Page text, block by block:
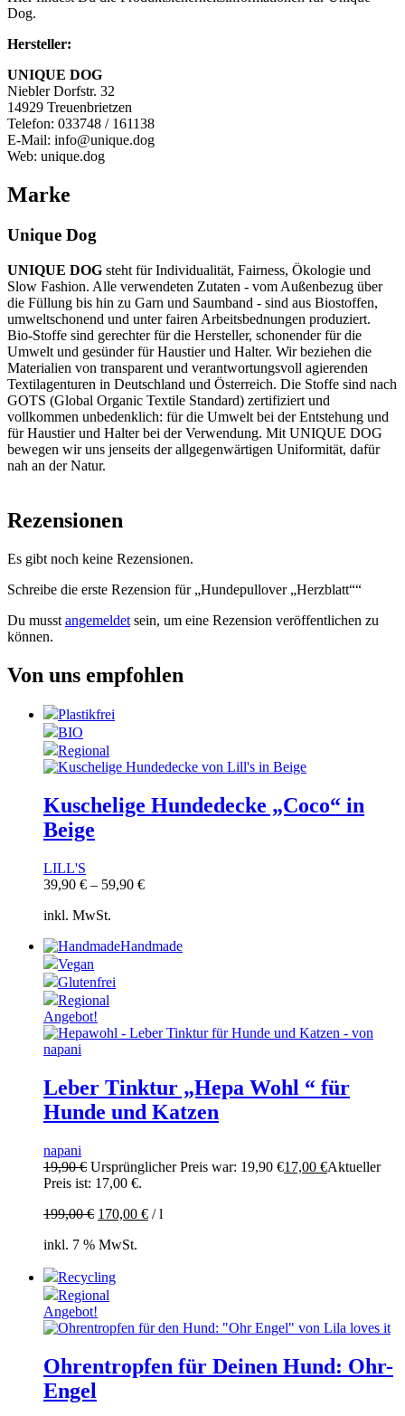
Dog.
Hersteller:
UNIQUE DOG
Niebler Dorfstr. 32
14929 Treuenbrietzen
Telefon: 033748 / 161138
E-Mail: info@unique.dog
Web: unique.dog
Marke
Unique Dog
UNIQUE DOG steht für Individualität, Fairness, Ökologie und
Slow Fashion. Alle verwendeten Zutaten - vom Außenbezug über
die Füllung bis hin zu Garn und Saumband - sind aus Biostoffen,
umweltschonend und unter fairen Arbeitsbednungen produziert.
Bio-Stoffe sind gerechter für die Hersteller, schonender für die
Umwelt und gesünder für Haustier und Halter. Wir beziehen die
Materialien von transparent und verantwortungsvoll agierenden
Textilagenturen in Deutschland und Österreich. Die Stoffe sind nach
GOTS (Global Organic Textile Standard) zertifiziert und
vollkommen unbedenklich: für die Umwelt bei der Entstehung und
für Haustier und Halter bei der Verwendung. Mit UNIQUE DOG
bewegen wir uns jenseits der allgegenwärtigen Uniformität, dafür
nah an der Natur.
Rezensionen
Es gibt noch keine Rezensionen.
Schreibe die erste Rezension für „Hundepullover „Herzblatt““
Du musst angemeldet sein, um eine Rezension veröffentlichen zu
können.
Von uns empfohlen
Plastikfrei
BIO
Regional
Kuschelige Hundedecke „Coco“ in
Beige
LILL'S
39,90 € – 59,90 €
inkl. MwSt.
Handmade
Vegan
Glutenfrei
Regional
Angebot!
Leber Tinktur „Hepa Wohl “ für
Hunde und Katzen
napani
19,90€ Ursprünglicher Preis war: 19,90 €17,00 €Aktueller
Preis ist: 17,00 €.
199,00€ 170,00 € /l
inkl. 7 % MwSt.
Recycling
Regional
Angebot!
Ohrentropfen für Deinen Hund: Ohr-
Engel